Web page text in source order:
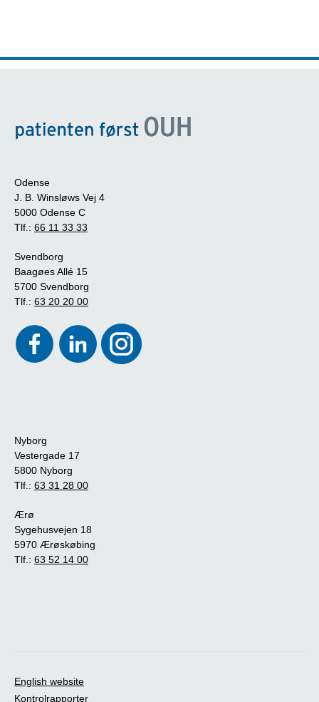
Odense
J. B. Winsløws Vej 4
5000 Odense C
Tlf.: 66 11 33 33
Svendborg
Baagøes Allé 15
5700 Svendborg
Tlf.: 63 20 20 00
Nyborg
Vestergade 17
5800 Nyborg
Tlf.: 63 31 28 00
Ærø
Sygehusvejen 18
5970 Ærøskøbing
Tlf.: 63 52 14 00
English website
Kontrolrapporter